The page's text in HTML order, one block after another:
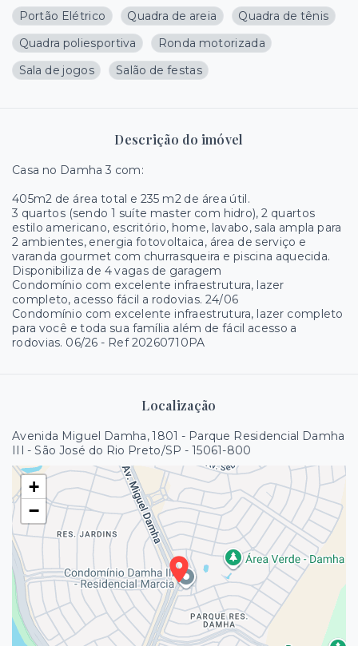
Portão Elétrico
Quadra de areia
Quadra de tênis
Quadra poliesportiva
Ronda motorizada
Sala de jogos
Salão de festas
Descrição do imóvel
Casa no Damha 3 com:
405m2 de área total e 235 m2 de área útil.
3 quartos (sendo 1 suíte master com hidro), 2 quartos
estilo americano, escritório, home, lavabo, sala ampla para
2 ambientes, energia fotovoltaica, área de serviço e
varanda gourmet com churrasqueira e piscina aquecida.
Disponibiliza de 4 vagas de garagem
Condomínio com excelente infraestrutura, lazer
completo, acesso fácil a rodovias. 24/06
Condomínio com excelente infraestrutura, lazer completo
para você e toda sua família além de fácil acesso a
rodovias. 06/26 - Ref 20260710PA
Localização
Avenida Miguel Damha, 1801 - Parque Residencial Damha
III - São José do Rio Preto/SP - 15061-800
+
−